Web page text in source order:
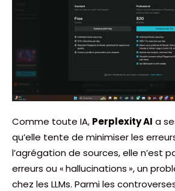
Comme toute IA, Perplexity AI a
qu’elle tente de minimiser les
l’agrégation de sources, elle n’est
erreurs ou « hallucinations », un
chez les LLMs. Parmi les